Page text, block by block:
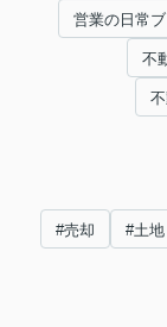
営業の日常
不
#売却 #土地